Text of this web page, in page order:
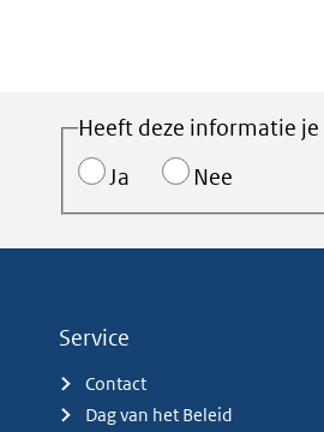
Heeft deze informatie
Ja
Nee
Service
Contact
Dag van het Beleid